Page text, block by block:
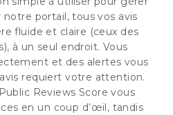
portail, tous vos avis
fluide et claire (ceux des
à un seul endroit. Vous
et des alertes vous
requiert votre attention.
Reviews Score vous
en un coup d’œil, tandis